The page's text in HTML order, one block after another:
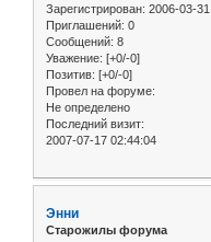
Зарегистрирован: 2006-03-31
Приглашений: 0
Сообщений: 8
Уважение: [+0/-0]
Позитив: [+0/-0]
Провел на форуме:
Не определено
Последний визит:
2007-07-17 02:44:04
Энни
Старожилы форума